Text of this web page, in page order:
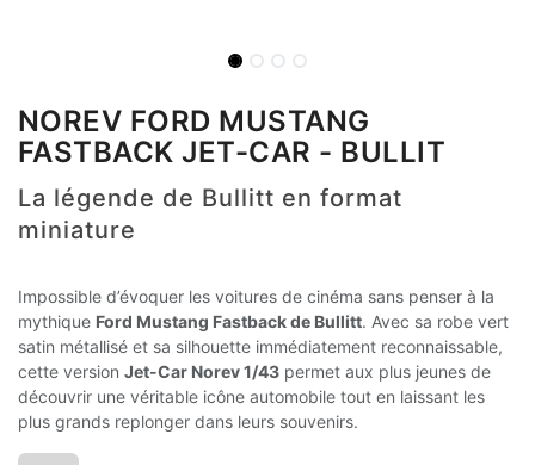
NOREV FORD MUSTANG
FASTBACK JET-CAR - BULLIT
La légende de Bullitt en format
miniature
Impossible d’évoquer les voitures de cinéma sans penser à la
mythique Ford Mustang Fastback de Bullitt. Avec sa robe vert
satin métallisé et sa silhouette immédiatement reconnaissable,
cette version Jet-Car Norev 1/43 permet aux plus jeunes de
découvrir une véritable icône automobile tout en laissant les
plus grands replonger dans leurs souvenirs.